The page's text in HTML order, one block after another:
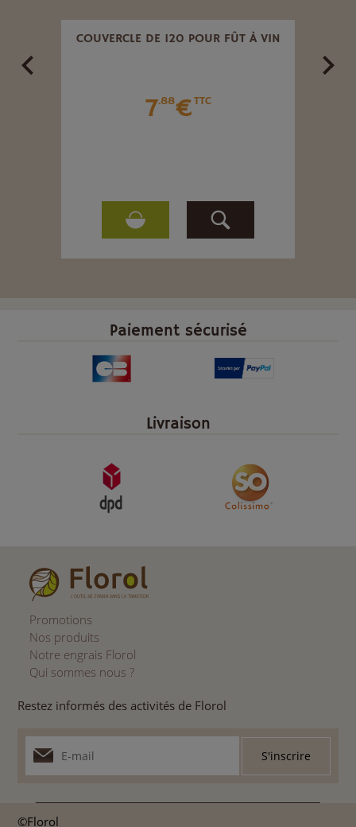
COUVERCLE DE 120 POUR FÛT À VIN
7.88€TTC
Paiement sécurisé
Livraison
Promotions
Nos produits
Notre engrais Florol
Qui sommes nous ?
Restez informés des activités de Florol
©Florol